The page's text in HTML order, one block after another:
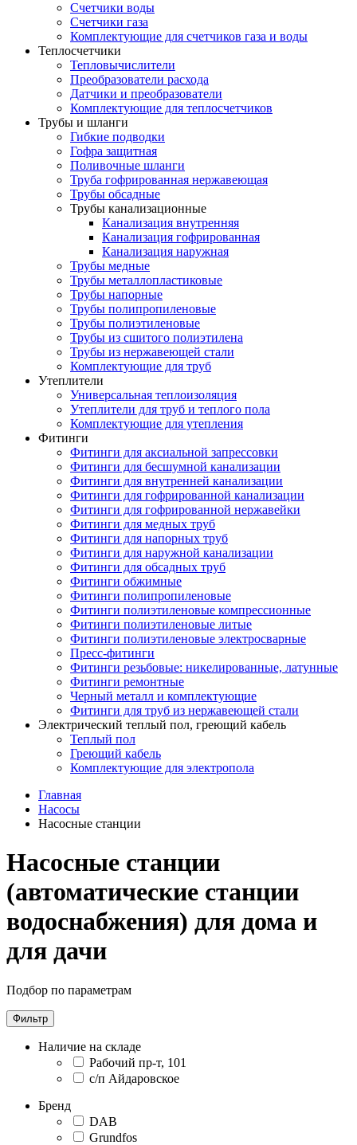
Счетчики воды
Счетчики газа
Комплектующие для счетчиков газа и воды
Теплосчетчики
Тепловычислители
Преобразователи расхода
Датчики и преобразователи
Комплектующие для теплосчетчиков
Трубы и шланги
Гибкие подводки
Гофра защитная
Поливочные шланги
Труба гофрированная нержавеющая
Трубы обсадные
Трубы канализационные
Канализация внутренняя
Канализация гофрированная
Канализация наружная
Трубы медные
Трубы металлопластиковые
Трубы напорные
Трубы полипропиленовые
Трубы полиэтиленовые
Трубы из сшитого полиэтилена
Трубы из нержавеющей стали
Комплектующие для труб
Утеплители
Универсальная теплоизоляция
Утеплители для труб и теплого пола
Комплектующие для утепления
Фитинги
Фитинги для аксиальной запрессовки
Фитинги для бесшумной канализации
Фитинги для внутренней канализации
Фитинги для гофрированной канализации
Фитинги для гофрированной нержавейки
Фитинги для медных труб
Фитинги для напорных труб
Фитинги для наружной канализации
Фитинги для обсадных труб
Фитинги обжимные
Фитинги полипропиленовые
Фитинги полиэтиленовые компрессионные
Фитинги полиэтиленовые литые
Фитинги полиэтиленовые электросварные
Пресс-фитинги
Фитинги резьбовые: никелированные, латунные
Фитинги ремонтные
Черный металл и комплектующие
Фитинги для труб из нержавеющей стали
Электрический теплый пол, греющий кабель
Теплый пол
Греющий кабель
Комплектующие для электропола
Главная
Насосы
Насосные станции
Насосные станции
(автоматические станции
водоснабжения) для дома и
для дачи
Подбор по параметрам
Фильтр
Наличие на складе
Рабочий пр-т, 101
с/п Айдаровское
Бренд
DAB
Grundfos